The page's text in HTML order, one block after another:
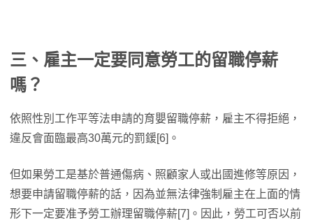
三、雇主一定要同意勞工的留職停薪
嗎？
依照性別工作平等法申請的育嬰留職停薪，雇主不得拒絕，
違反會面臨最高30萬元的罰鍰[6]。
但如果勞工是基於普通傷病、照顧家人或出國進修等原因，
想要申請留職停薪的話，因為並無法律強制雇主在上面的情
形下一定要准予勞工辦理留職停薪[7]。因此，勞工可否以前